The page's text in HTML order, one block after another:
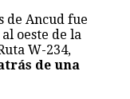
de Ancud fue
oeste de la
W-234,
de una